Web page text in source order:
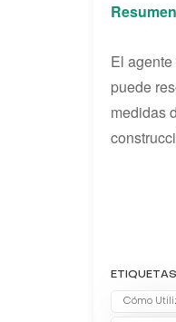
Resumen
El
puede
medidas
Cómo